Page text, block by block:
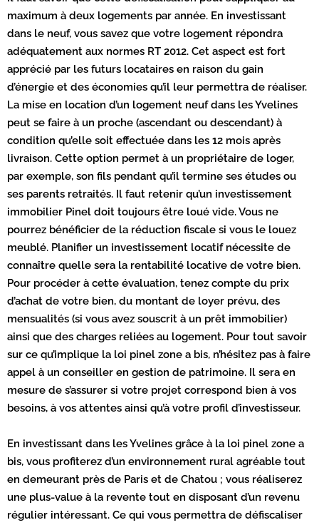
maximum à deux logements par année. En investissant
dans le neuf, vous savez que votre logement répondra
adéquatement aux normes RT 2012. Cet aspect est fort
apprécié par les futurs locataires en raison du gain
d’énergie et des économies qu’il leur permettra de réaliser.
La mise en location d’un logement neuf dans les Yvelines
peut se faire à un proche (ascendant ou descendant) à
condition qu’elle soit effectuée dans les 12 mois après
livraison. Cette option permet à un propriétaire de loger,
par exemple, son fils pendant qu’il termine ses études ou
ses parents retraités. Il faut retenir qu’un investissement
immobilier Pinel doit toujours être loué vide. Vous ne
pourrez bénéficier de la réduction fiscale si vous le louez
meublé. Planifier un investissement locatif nécessite de
connaître quelle sera la rentabilité locative de votre bien.
Pour procéder à cette évaluation, tenez compte du prix
d’achat de votre bien, du montant de loyer prévu, des
mensualités (si vous avez souscrit à un prêt immobilier)
ainsi que des charges reliées au logement. Pour tout savoir
sur ce qu’implique la loi pinel zone a bis, n’hésitez pas à faire
appel à un conseiller en gestion de patrimoine. Il sera en
mesure de s’assurer si votre projet correspond bien à vos
besoins, à vos attentes ainsi qu’à votre profil d’investisseur.
En investissant dans les Yvelines grâce à la loi pinel zone a
bis, vous profiterez d’un environnement rural agréable tout
en demeurant près de Paris et de Chatou ; vous réaliserez
une plus-value à la revente tout en disposant d’un revenu
régulier intéressant. Ce qui vous permettra de défiscaliser